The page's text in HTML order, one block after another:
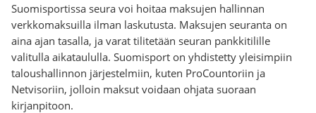
Suomisportissa seura voi hoitaa maksujen hallinnan
verkkomaksuilla ilman laskutusta. Maksujen seuranta on
aina ajan tasalla, ja varat tilitetään seuran pankkitilille
valitulla aikataululla. Suomisport on yhdistetty yleisimpiin
taloushallinnon järjestelmiin, kuten ProCountoriin ja
Netvisoriin, jolloin maksut voidaan ohjata suoraan
kirjanpitoon.